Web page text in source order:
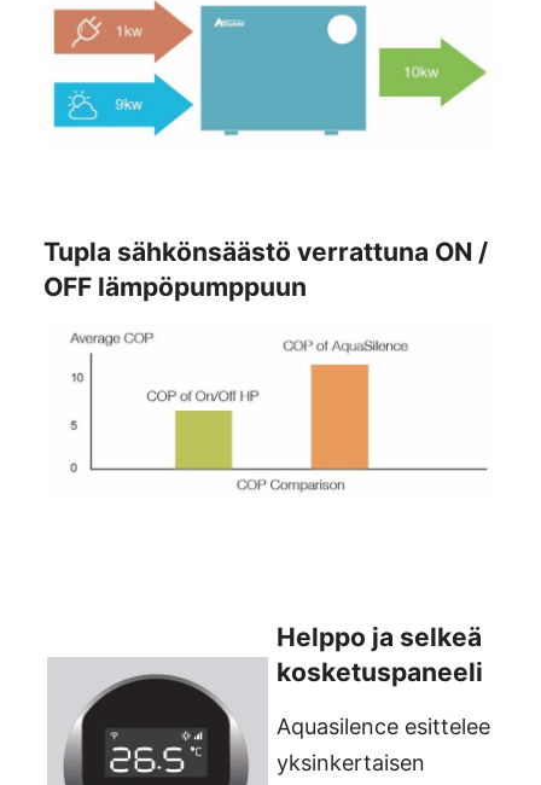
Tupla sähkönsäästö verrattuna ON /
OFF lämpöpumppuun
Helppo ja selkeä
kosketuspaneeli
Aquasilence esittelee
yksinkertaisen